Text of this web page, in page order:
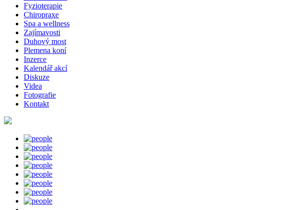
Fyzioterapie
Chiropraxe
Spa a wellness
Zajímavosti
Duhový most
Plemena koní
Inzerce
Kalendář akcí
Diskuze
Videa
Fotografie
Kontakt